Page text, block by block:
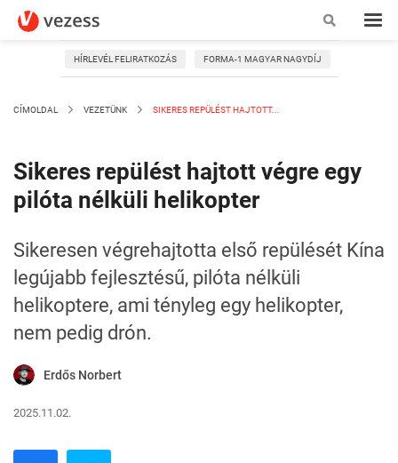
HÍRLEVÉL FELIRATKOZÁS FORMA-1 MAGYAR NAGYDÍJ
CÍMOLDAL VEZETÜNK SIKERES REPÜLÉST HAJTOTT...
Sikeres repülést hajtott végre egy
pilóta nélküli helikopter
Sikeresen végrehajtotta első repülését Kína
legújabb fejlesztésű, pilóta nélküli
helikoptere, ami tényleg egy helikopter,
nem pedig drón.
Erdős Norbert
2025.11.02.